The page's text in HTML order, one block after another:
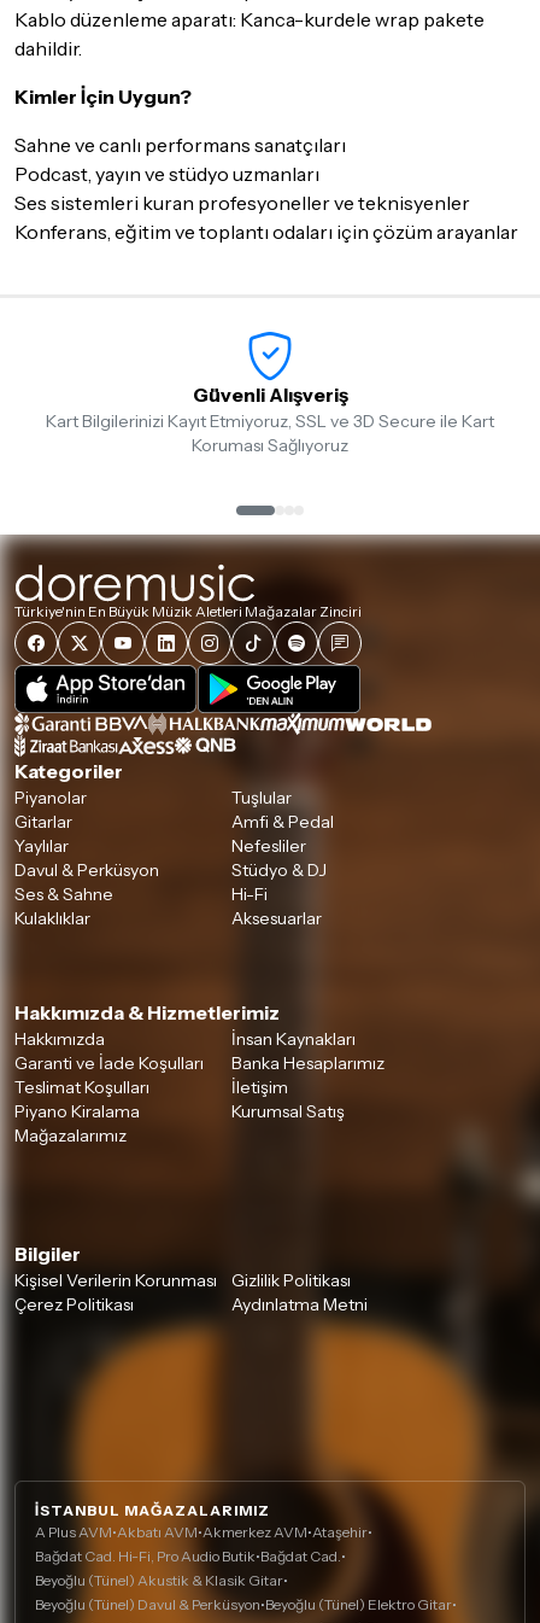
Kablo düzenleme aparatı: Kanca-kurdele wrap pakete
dahildir.
Kimler İçin Uygun?
Sahne ve canlı performans sanatçıları
Podcast, yayın ve stüdyo uzmanları
Ses sistemleri kuran profesyoneller ve teknisyenler
Konferans, eğitim ve toplantı odaları için çözüm arayanlar
Güvenli Alışveriş
Kart Bilgilerinizi Kayıt Etmiyoruz, SSL ve 3D Secure ile Kart
Koruması Sağlıyoruz
Türkiye'nin En Büyük Müzik Aletleri Mağazalar Zinciri
Kategoriler
Piyanolar
Tuşlular
Gitarlar
Amfi & Pedal
Yaylılar
Nefesliler
Davul & Perküsyon
Stüdyo & DJ
Ses & Sahne
Hi-Fi
Kulaklıklar
Aksesuarlar
Hakkımızda & Hizmetlerimiz
Hakkımızda
İnsan Kaynakları
Garanti ve İade Koşulları
Banka Hesaplarımız
Teslimat Koşulları
İletişim
Piyano Kiralama
Kurumsal Satış
Mağazalarımız
Bilgiler
Kişisel Verilerin Korunması
Gizlilik Politikası
Çerez Politikası
Aydınlatma Metni
İSTANBUL MAĞAZALARIMIZ
A Plus AVM•Akbatı AVM•Akmerkez AVM•Ataşehir•
Bağdat Cad. Hi-Fi, Pro Audio Butik•Bağdat Cad.•
Beyoğlu (Tünel) Akustik & Klasik Gitar•
Beyoğlu (Tünel) Davul & Perküsyon•Beyoğlu (Tünel) Elektro Gitar•